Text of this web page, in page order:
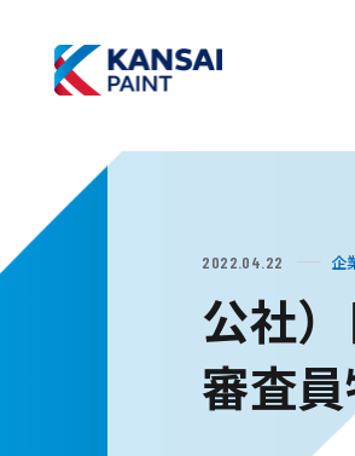
2022.04.22 企
公社
審査